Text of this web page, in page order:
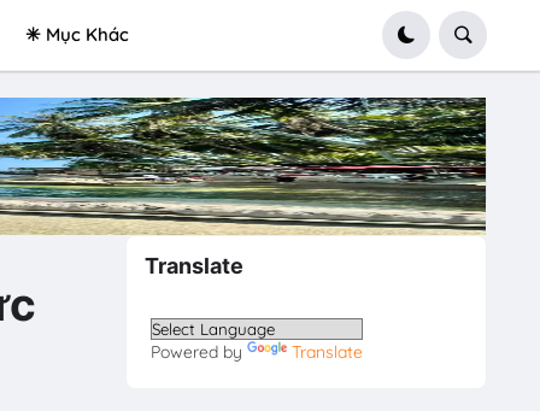
✳ Mục Khác
Translate
Powered by Translate